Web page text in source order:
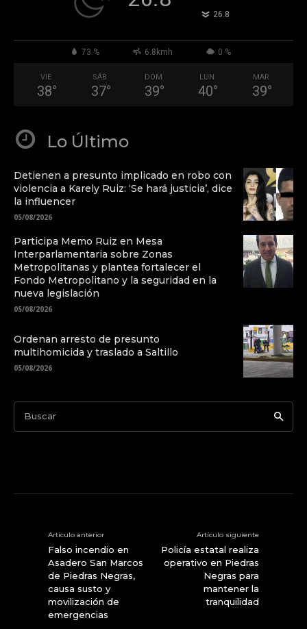
26.8
73 % 6.8kmh 0 %
VIE
38°
SÁB
37°
DOM
39°
LUN
40°
MAR
39°
Lo Último
Detienen a presunto implicado en robo con
violencia a Karely Ruiz: ‘Se hará justicia’, dice
la influencer
05/08/2026
Participa Memo Ruiz en Mesa
Interparlamentaria sobre Zonas
Metropolitanas y plantea fortalecer el
Fondo Metropolitano y la seguridad en la
nueva legislación
05/08/2026
Ordenan arresto de presunto
multihomicida y traslado a Saltillo
05/08/2026
Buscar
Artículo anterior
Falso incendio en
Asadero San Marcos
de Piedras Negras,
causa susto y
movilización de
emergencias
Artículo siguiente
Policía estatal realiza
operativo en Piedras
Negras para
mantener la
tranquilidad